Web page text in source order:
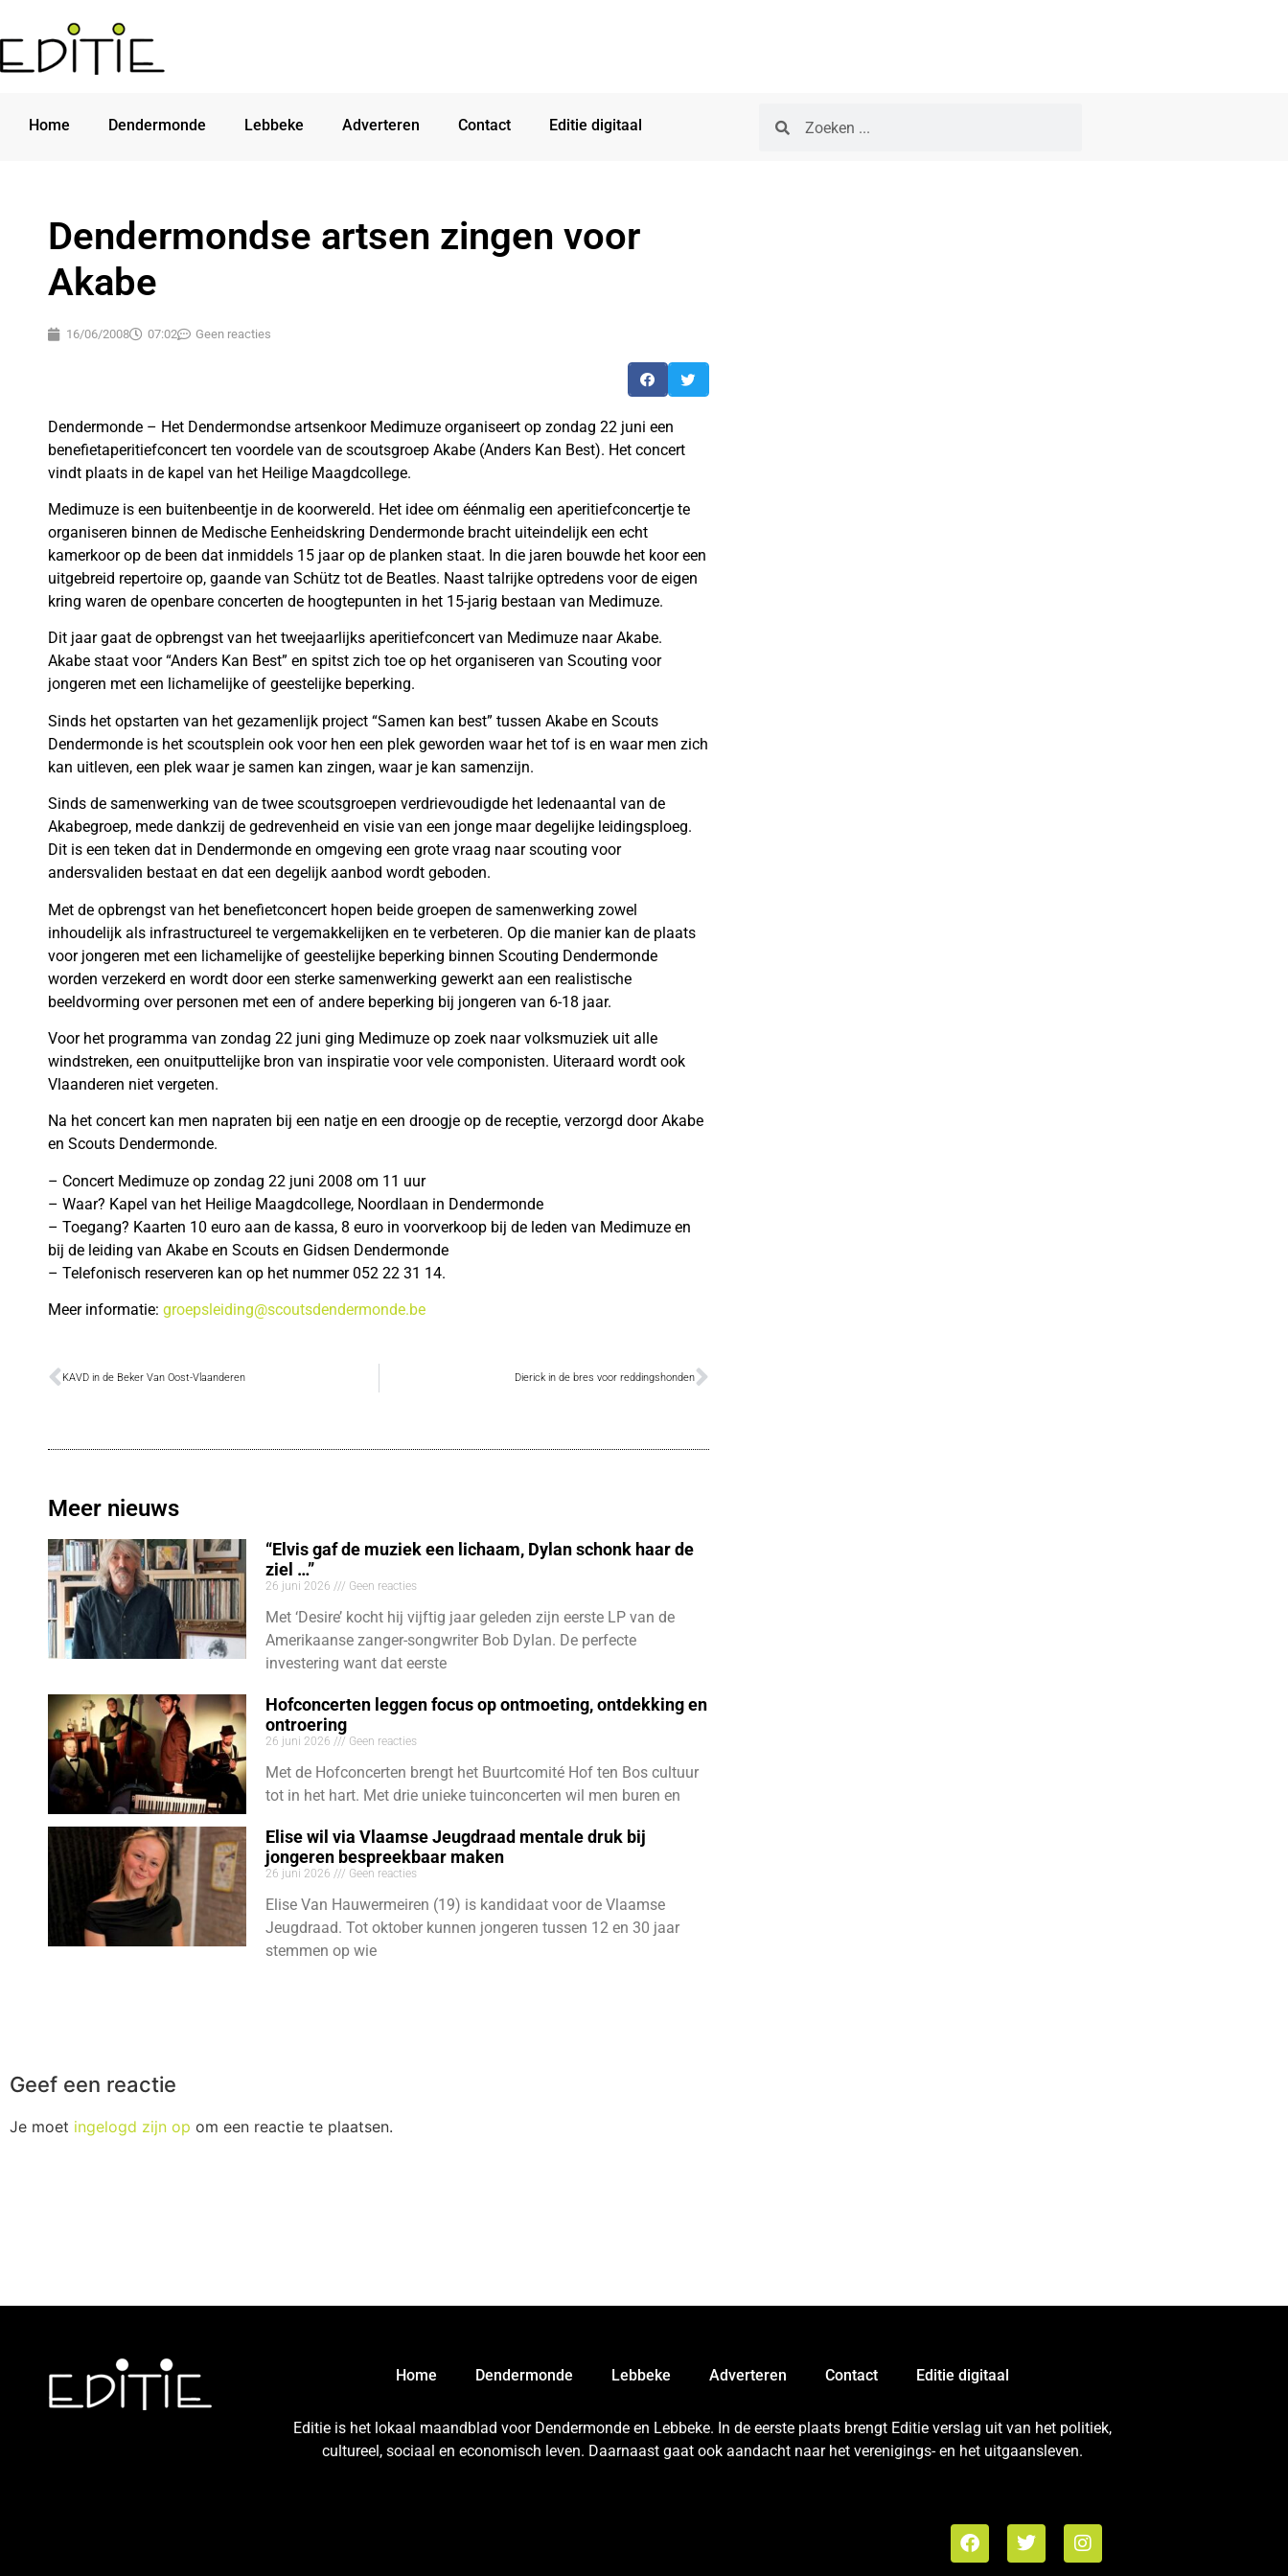
Home Dendermonde Lebbeke Adverteren Contact Editie digitaal
Dendermondse artsen zingen voor
Akabe
16/06/2008 07:02 Geen reacties
Dendermonde – Het Dendermondse artsenkoor Medimuze organiseert op zondag 22 juni een
benefietaperitiefconcert ten voordele van de scoutsgroep Akabe (Anders Kan Best). Het concert
vindt plaats in de kapel van het Heilige Maagdcollege.
Medimuze is een buitenbeentje in de koorwereld. Het idee om éénmalig een aperitiefconcertje te
organiseren binnen de Medische Eenheidskring Dendermonde bracht uiteindelijk een echt
kamerkoor op de been dat inmiddels 15 jaar op de planken staat. In die jaren bouwde het koor een
uitgebreid repertoire op, gaande van Schütz tot de Beatles. Naast talrijke optredens voor de eigen
kring waren de openbare concerten de hoogtepunten in het 15-jarig bestaan van Medimuze.
Dit jaar gaat de opbrengst van het tweejaarlijks aperitiefconcert van Medimuze naar Akabe.
Akabe staat voor “Anders Kan Best” en spitst zich toe op het organiseren van Scouting voor
jongeren met een lichamelijke of geestelijke beperking.
Sinds het opstarten van het gezamenlijk project “Samen kan best” tussen Akabe en Scouts
Dendermonde is het scoutsplein ook voor hen een plek geworden waar het tof is en waar men zich
kan uitleven, een plek waar je samen kan zingen, waar je kan samenzijn.
Sinds de samenwerking van de twee scoutsgroepen verdrievoudigde het ledenaantal van de
Akabegroep, mede dankzij de gedrevenheid en visie van een jonge maar degelijke leidingsploeg.
Dit is een teken dat in Dendermonde en omgeving een grote vraag naar scouting voor
andersvaliden bestaat en dat een degelijk aanbod wordt geboden.
Met de opbrengst van het benefietconcert hopen beide groepen de samenwerking zowel
inhoudelijk als infrastructureel te vergemakkelijken en te verbeteren. Op die manier kan de plaats
voor jongeren met een lichamelijke of geestelijke beperking binnen Scouting Dendermonde
worden verzekerd en wordt door een sterke samenwerking gewerkt aan een realistische
beeldvorming over personen met een of andere beperking bij jongeren van 6-18 jaar.
Voor het programma van zondag 22 juni ging Medimuze op zoek naar volksmuziek uit alle
windstreken, een onuitputtelijke bron van inspiratie voor vele componisten. Uiteraard wordt ook
Vlaanderen niet vergeten.
Na het concert kan men napraten bij een natje en een droogje op de receptie, verzorgd door Akabe
en Scouts Dendermonde.
– Concert Medimuze op zondag 22 juni 2008 om 11 uur
– Waar? Kapel van het Heilige Maagdcollege, Noordlaan in Dendermonde
– Toegang? Kaarten 10 euro aan de kassa, 8 euro in voorverkoop bij de leden van Medimuze en
bij de leiding van Akabe en Scouts en Gidsen Dendermonde
– Telefonisch reserveren kan op het nummer 052 22 31 14.
Meer informatie: groepsleiding@scoutsdendermonde.be
KAVD in de Beker Van Oost-Vlaanderen Dierick in de bres voor reddingshonden
Meer nieuws
“Elvis gaf de muziek een lichaam, Dylan schonk haar de
ziel …”
26 juni 2026 Geen reacties
Met ‘Desire’ kocht hij vijftig jaar geleden zijn eerste LP van de
Amerikaanse zanger-songwriter Bob Dylan. De perfecte
investering want dat eerste
Hofconcerten leggen focus op ontmoeting, ontdekking en
ontroering
26 juni 2026 Geen reacties
Met de Hofconcerten brengt het Buurtcomité Hof ten Bos cultuur
tot in het hart. Met drie unieke tuinconcerten wil men buren en
Elise wil via Vlaamse Jeugdraad mentale druk bij
jongeren bespreekbaar maken
26 juni 2026 Geen reacties
Elise Van Hauwermeiren (19) is kandidaat voor de Vlaamse
Jeugdraad. Tot oktober kunnen jongeren tussen 12 en 30 jaar
stemmen op wie
Geef een reactie
Je moet ingelogd zijn op om een reactie te plaatsen.
Home Dendermonde Lebbeke Adverteren Contact Editie digitaal
Editie is het lokaal maandblad voor Dendermonde en Lebbeke. In de eerste plaats brengt Editie verslag uit van het politiek,
cultureel, sociaal en economisch leven. Daarnaast gaat ook aandacht naar het verenigings- en het uitgaansleven.